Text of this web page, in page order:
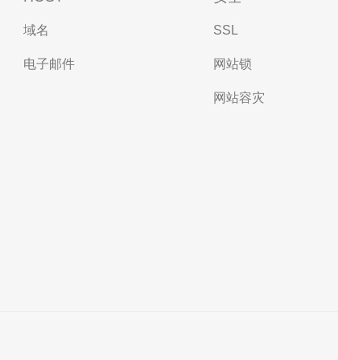
域名
电子邮件
SSL
网站锁
网站容灾